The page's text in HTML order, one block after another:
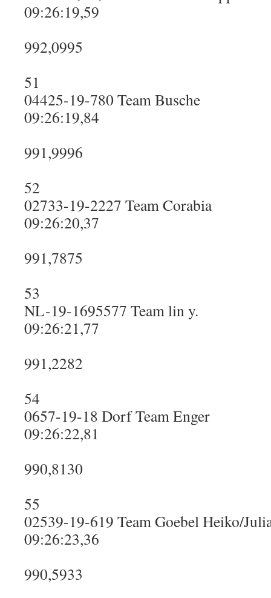
09:26:19,59
992,0995
51
04425-19-780 Team Busche
09:26:19,84
991,9996
52
02733-19-2227 Team Corabia
09:26:20,37
991,7875
53
NL-19-1695577 Team lin y.
09:26:21,77
991,2282
54
0657-19-18 Dorf Team Enger
09:26:22,81
990,8130
55
02539-19-619 Team Goebel Heiko/
09:26:23,36
990,5933